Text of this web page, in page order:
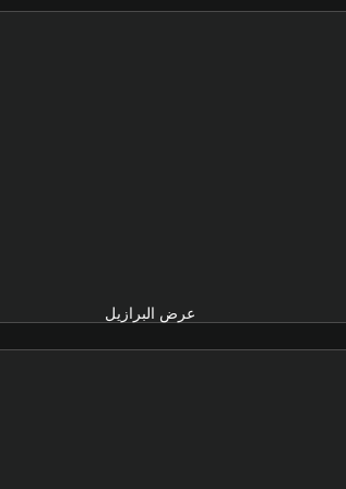
عرض البرازيل